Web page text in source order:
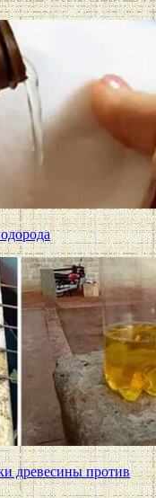
древесины против